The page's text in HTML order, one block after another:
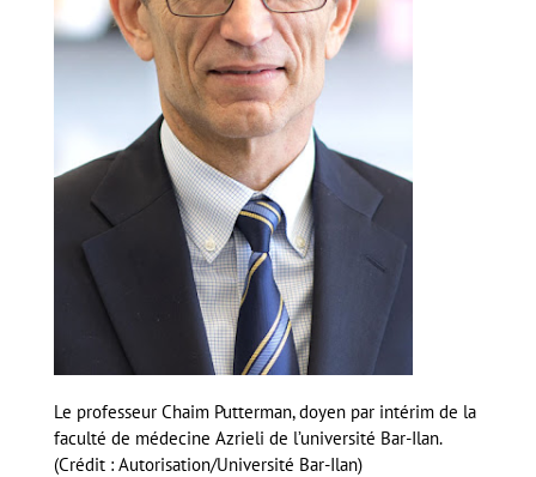
Le professeur Chaim Putterman, doyen par intérim de la
faculté de médecine Azrieli de l’université Bar-Ilan.
(Crédit : Autorisation/Université Bar-Ilan)